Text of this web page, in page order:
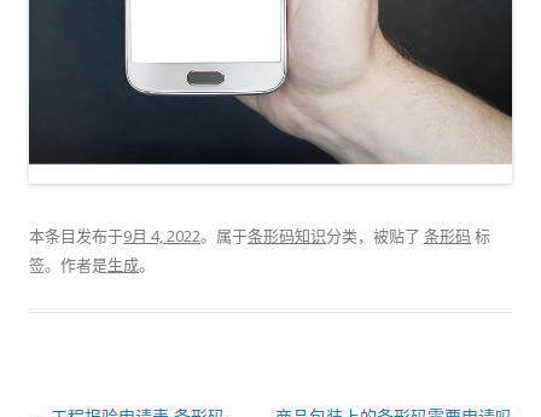
本条目发布于9月 4, 2022。属于条形码知识分类，被贴了 条形码 标
签。 作者是生成。